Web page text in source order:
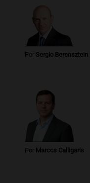
Por Sergio Berensztein
Por Marcos Calligaris